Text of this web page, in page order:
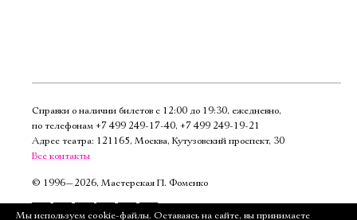
Справки о наличии билетов с 12:00 до 19:30, ежедневно,
по телефонам +7 499 249‑17‑40, +7 499 249‑19‑21
Адрес театра: 121165, Москва, Кутузовский проспект, 30
Все контакты
© 1996—2026, Мастерская П. Фоменко
Подписаться
Мы используем cookie-файлы. Оставаясь на сайте, вы принимаете